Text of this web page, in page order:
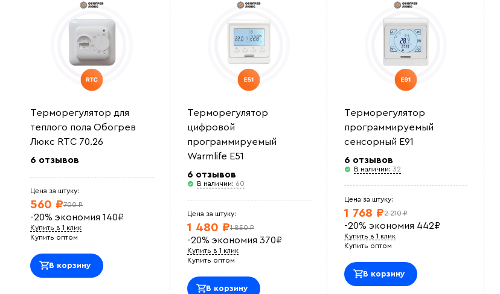
Терморегулятор для
теплого пола Обогрев
Люкс RTC 70.26
6 отзывов
Цена за штуку:
700 ₽
560 ₽
-20% экономия 140₽
Купить в 1 клик
Купить оптом
В корзину
Терморегулятор
цифровой
программируемый
Warmlife E51
6 отзывов
В наличии: 60
Цена за штуку:
1 850 ₽
1 480 ₽
-20% экономия 370₽
Купить в 1 клик
Купить оптом
В корзину
Терморегулятор
программируемый
сенсорный E91
6 отзывов
В наличии: 32
Цена за штуку:
2 210 ₽
1 768 ₽
-20% экономия 442₽
Купить в 1 клик
Купить оптом
В корзину